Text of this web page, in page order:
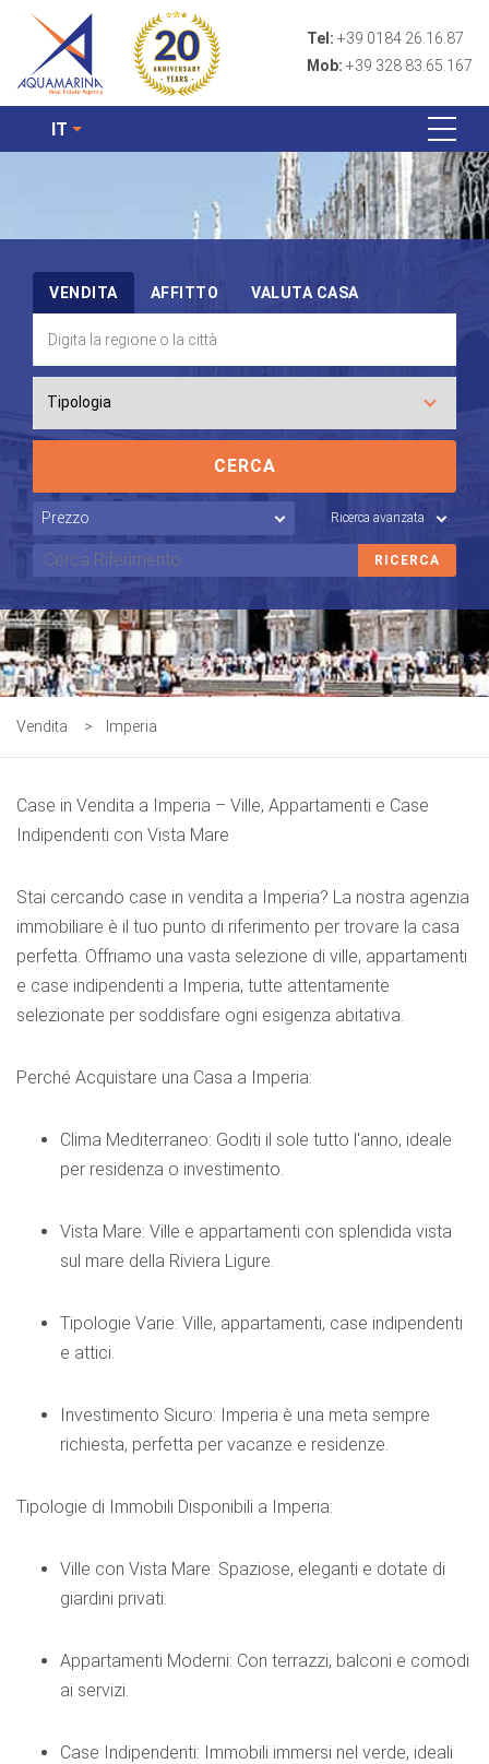
Tel: +39 0184 26.16.87
Mob: +39 328 83.65.167
IT
VENDITA AFFITTO VALUTA CASA
Ricerca avanzata
CERCA
Vendita > Imperia
Case in Vendita a Imperia – Ville, Appartamenti e Case
Indipendenti con Vista Mare
Stai cercando case in vendita a Imperia? La nostra agenzia
immobiliare è il tuo punto di riferimento per trovare la casa
perfetta. Offriamo una vasta selezione di ville, appartamenti
e case indipendenti a Imperia, tutte attentamente
selezionate per soddisfare ogni esigenza abitativa.
Perché Acquistare una Casa a Imperia:
Clima Mediterraneo: Goditi il sole tutto l'anno, ideale
per residenza o investimento.
Vista Mare: Ville e appartamenti con splendida vista
sul mare della Riviera Ligure.
Tipologie Varie: Ville, appartamenti, case indipendenti
e attici.
Investimento Sicuro: Imperia è una meta sempre
richiesta, perfetta per vacanze e residenze.
Tipologie di Immobili Disponibili a Imperia:
Ville con Vista Mare: Spaziose, eleganti e dotate di
giardini privati.
Appartamenti Moderni: Con terrazzi, balconi e comodi
ai servizi.
Case Indipendenti: Immobili immersi nel verde, ideali